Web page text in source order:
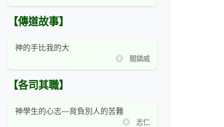
【傳道故事】
神的手比我的大
◎ 關鎮威
【各司其職】
神學生的心志―背負別人的苦難
◎ 志仁